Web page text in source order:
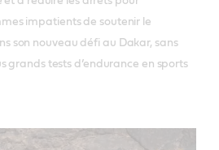
impatients de soutenir le
son nouveau défi au Dakar, sans
grands tests d’endurance en sports